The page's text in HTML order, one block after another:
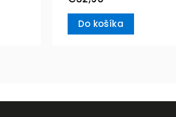
Do košíka